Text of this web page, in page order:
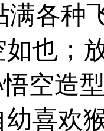
各种
也；
空造
喜欢